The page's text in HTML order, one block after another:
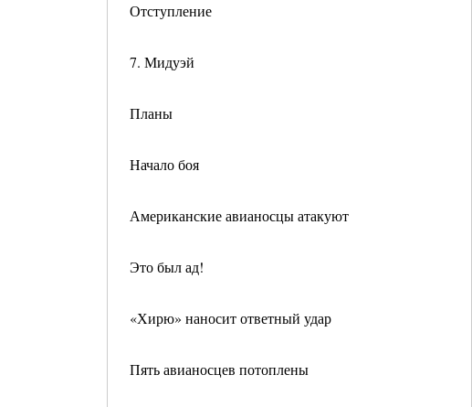
Отступление
7. Мидуэй
Планы
Начало боя
Американские авианосцы атакуют
Это был ад!
«Хирю» наносит ответный удар
Пять авианосцев потоплены